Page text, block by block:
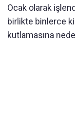
Ocak olarak
birlikte binlerce
kutlamasına